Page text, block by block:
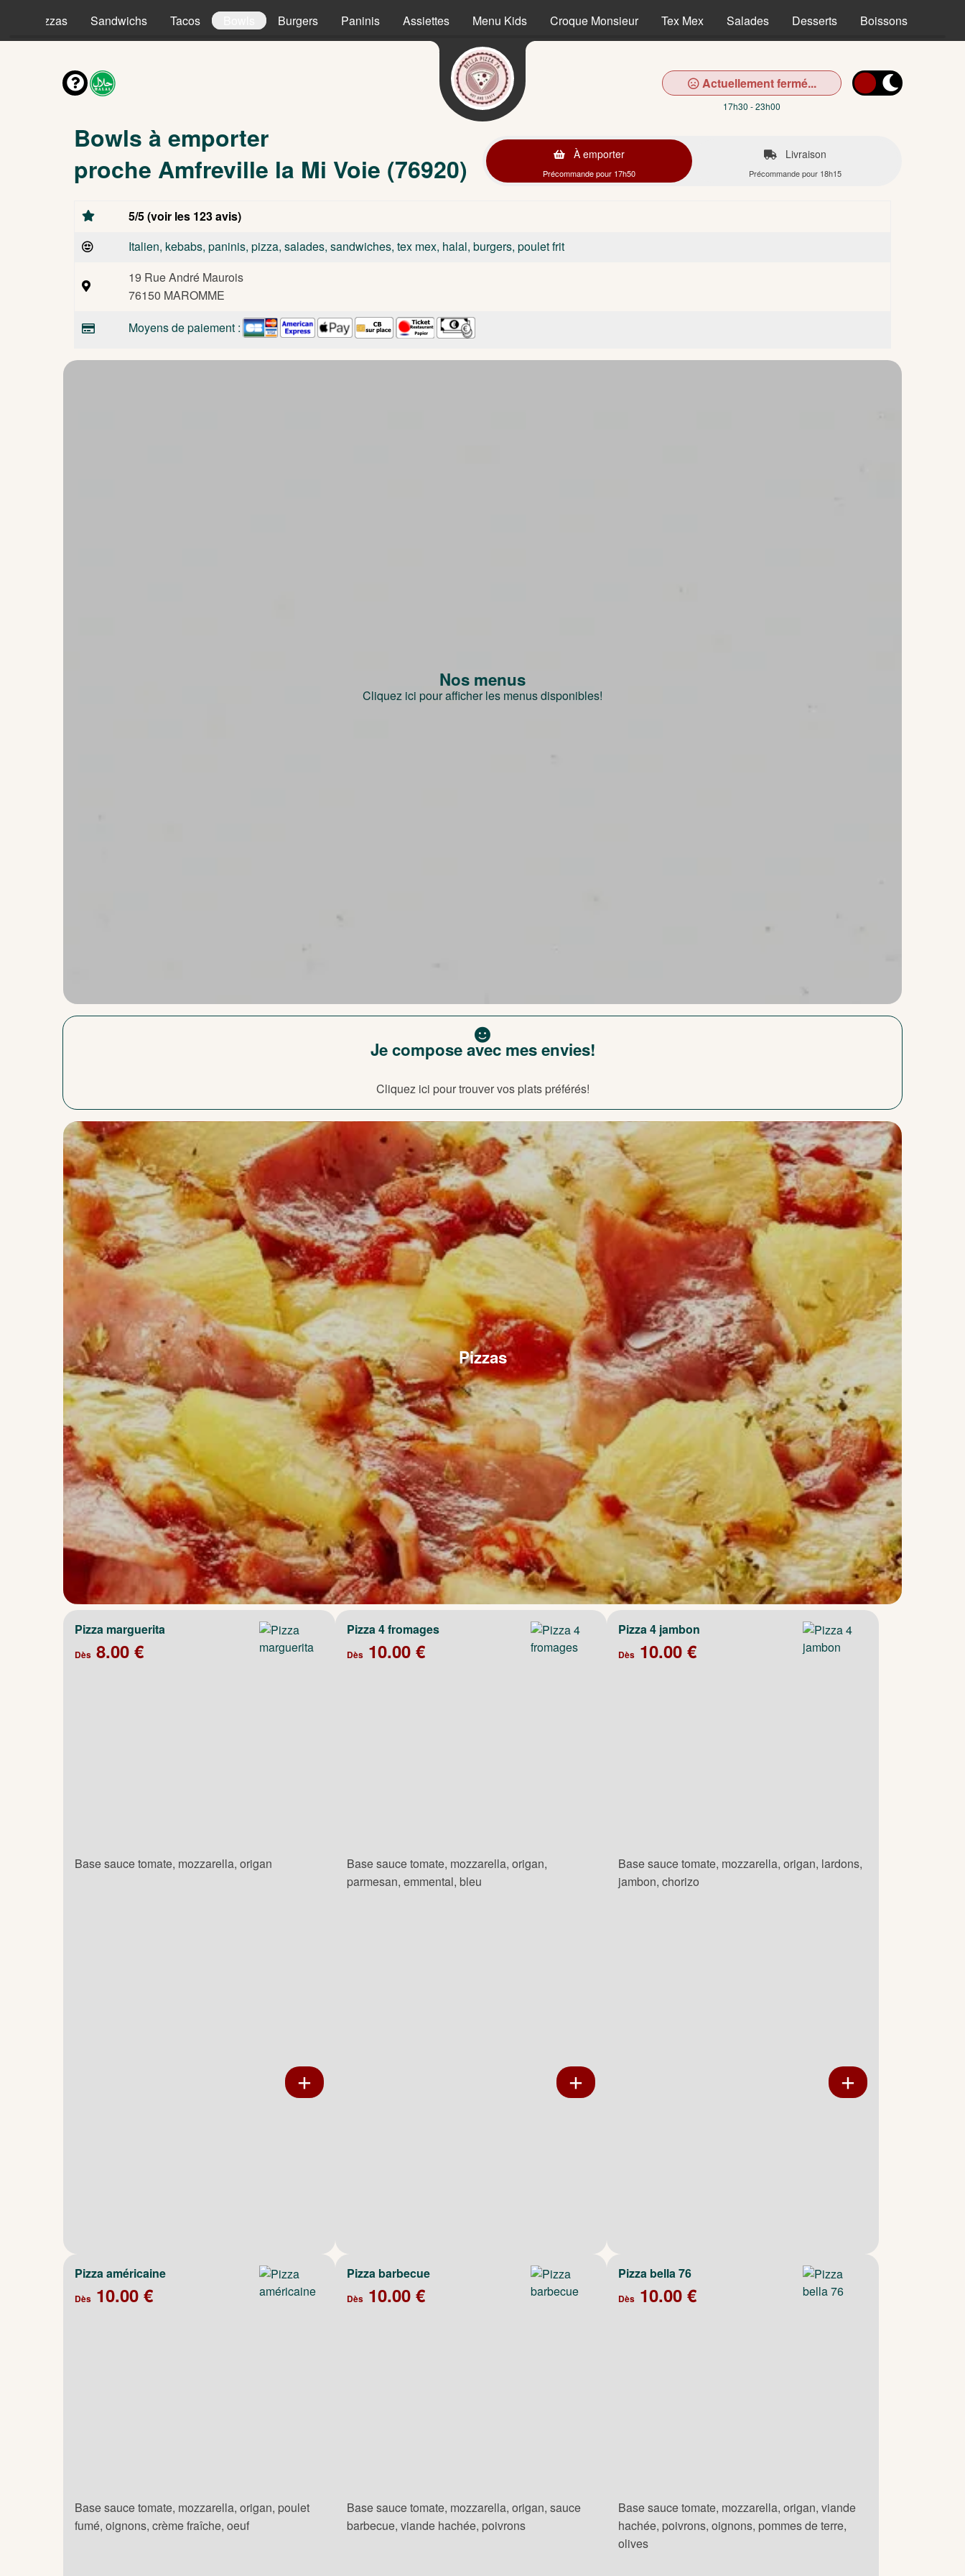
Pizzas Sandwichs Tacos Burgers Paninis Assiettes Menu Kids Croque Monsieur Tex Mex Salades Desserts Boissons
Actuellement fermé...
17h30 - 23h00
Bowls à emporter
proche Amfreville la Mi Voie (76920)
À emporter
Précommande pour 17h50
Livraison
Précommande pour 18h15
5/5 (voir les 123 avis)
Italien, kebabs, paninis, pizza, salades, sandwiches, tex mex, halal, burgers, poulet frit
19 Rue André Maurois
76150 MAROMME
Moyens de paiement :
Nos menus
Cliquez ici pour afficher les menus disponibles!
Je compose avec mes envies!
Cliquez ici pour trouver vos plats préférés!
Pizzas
Pizza marguerita
Dès 8.00 €
Base sauce tomate, mozzarella, origan
Pizza 4 fromages
Dès10.00 €
Base sauce tomate, mozzarella, origan,
parmesan, emmental, bleu
Pizza 4 jambon
Dès 10.00 €
Base sauce tomate, mozzarella, origan, lardons,
jambon, chorizo
Pizza américaine
Dès 10.00 €
Base sauce tomate, mozzarella, origan, poulet
fumé, oignons, crème fraîche, oeuf
Pizza barbecue
Dès10.00 €
Base sauce tomate, mozzarella, origan, sauce
barbecue, viande hachée, poivrons
Pizza bella 76
Dès 10.00 €
Base sauce tomate, mozzarella, origan, viande
hachée, poivrons, oignons, pommes de terre,
olives